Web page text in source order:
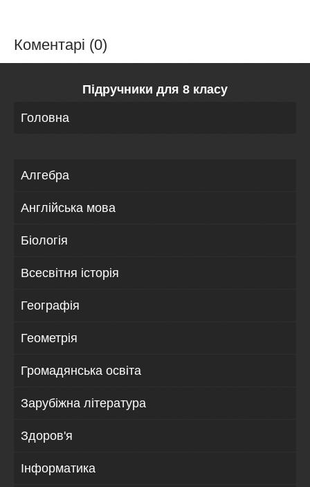
Коментарі (0)
Підручники для 8 класу
Головна
Алгебра
Англійська мова
Біологія
Всесвітня історія
Географія
Геометрія
Громадянська освіта
Зарубіжна література
Здоров'я
Інформатика